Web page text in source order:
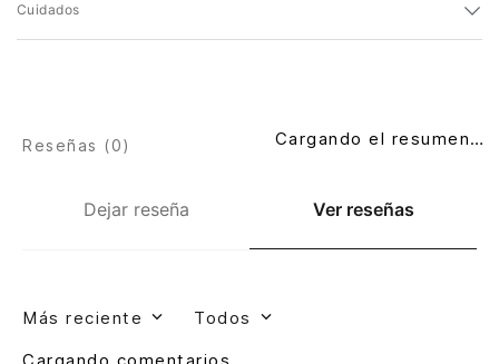
Cuidados
Dejar reseña Ver reseñas
Reseñas (0) Cargando el resumen…
Más reciente Todos